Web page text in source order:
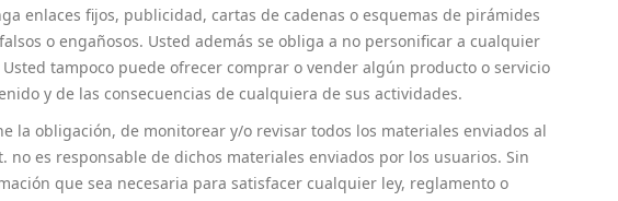
enlaces fijos, publicidad, cartas de cadenas o esquemas de pirámides
o engañosos. Usted además se obliga a no personificar a cualquier
tampoco puede ofrecer comprar o vender algún producto o servicio
y de las consecuencias de cualquiera de sus actividades.
la obligación, de monitorear y/o revisar todos los materiales enviados al
es responsable de dichos materiales enviados por los usuarios. Sin
que sea necesaria para satisfacer cualquier ley, reglamento o